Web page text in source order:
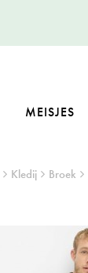
MEISJES
Kledij Broek